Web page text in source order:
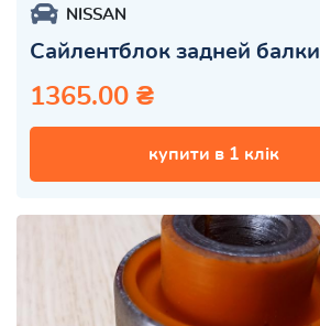
NISSAN
Сайлентблок задней балки
1365.00 ₴
купити в 1 клік